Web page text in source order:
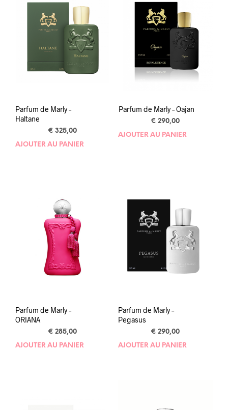
Parfum de Marly –
Haltane
€ 325,00
AJOUTER AU PANIER
Parfum de Marly – Oajan
€ 290,00
AJOUTER AU PANIER
Parfum de Marly –
ORIANA
€ 285,00
AJOUTER AU PANIER
Parfum de Marly –
Pegasus
€ 290,00
AJOUTER AU PANIER